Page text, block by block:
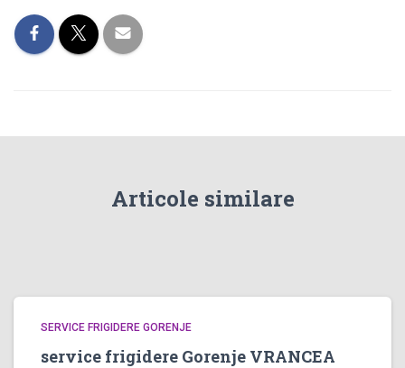
Articole similare
SERVICE FRIGIDERE GORENJE
service frigidere Gorenje VRANCEA